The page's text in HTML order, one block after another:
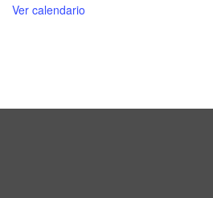
Ver calendario